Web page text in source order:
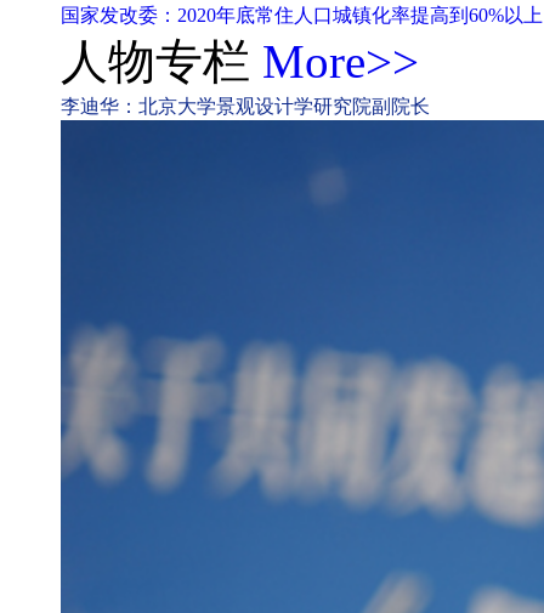
国家发改委：2020年底常住人口城镇化率提高到60%以上
人物专栏 More>>
李迪华：北京大学景观设计学研究院副院长